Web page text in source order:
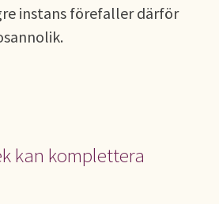
instans förefaller därför
kan komplettera